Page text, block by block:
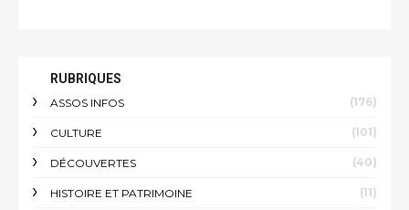
RUBRIQUES
ASSOS INFOS (176)
CULTURE (101)
DÉCOUVERTES (40)
HISTOIRE ET PATRIMOINE (11)